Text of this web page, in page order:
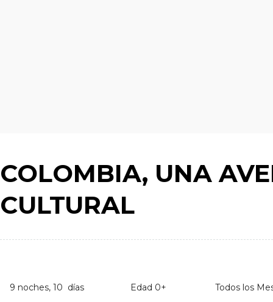
COLOMBIA, UNA
CULTURAL
9 noches, 10 días Edad 0+ Todos los